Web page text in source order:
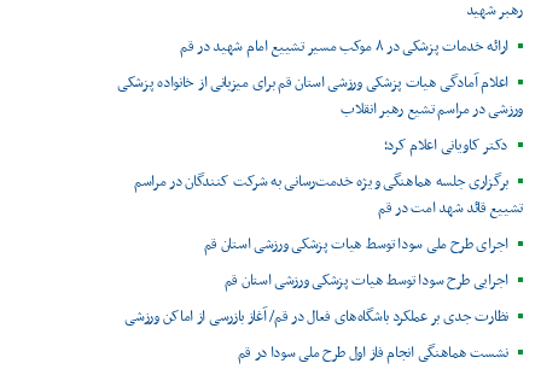
رهبر شهید
ارائه خدمات پزشکی در ۸ موکب مسیر تشییع امام شهید در قم
اعلام آمادگی هیات پزشکی ورزشی استان قم برای میزبانی از خانواده پزشکی
ورزشی در مراسم تشیع رهبر انقلاب
دکتر کاویانی اعلام کرد؛
برگزاری جلسه هماهنگی ویژه خدمت‌رسانی به شرکت کنندگان در مراسم
تشییع قائد شهد امت در قم
اجرای طرح ملی سودا توسط هیات پزشکی ورزشی استان قم
اجرایی طرح سودا توسط هیات پزشکی ورزشی استان قم
نظارت جدی بر عملکرد باشگاه‌های فعال در قم/ آغاز بازرسی از اماکن ورزشی
نشست هماهنگی انجام فاز اول طرح ملی سودا در قم